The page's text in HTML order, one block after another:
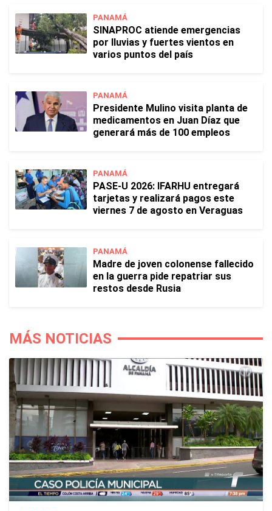
PANAMÁ
SINAPROC atiende emergencias
por lluvias y fuertes vientos en
varios puntos del país
PANAMÁ
Presidente Mulino visita planta de
medicamentos en Juan Díaz que
generará más de 100 empleos
PANAMÁ
PASE-U 2026: IFARHU entregará
tarjetas y realizará pagos este
viernes 7 de agosto en Veraguas
PANAMÁ
Madre de joven colonense fallecido
en la guerra pide repatriar sus
restos desde Rusia
MÁS NOTICIAS